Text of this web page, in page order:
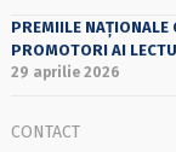
PREMIILE NAȚIONALE
PROMOTORI AI
29 aprilie 2026
CONTACT